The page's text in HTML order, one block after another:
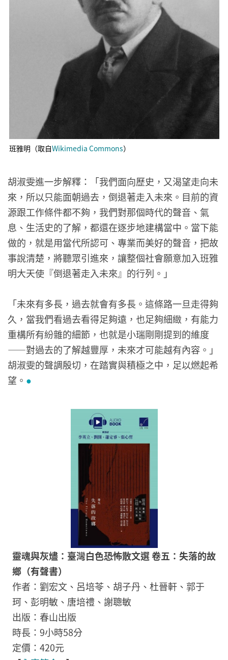
班雅明（取自Wikimedia Commons）
胡淑雯進一步解釋：「我們面向歷史，又渴望走向未
來，所以只能面朝過去，倒退著走入未來。目前的資
源跟工作條件都不夠，我們對那個時代的聲音、氣
息、生活史的了解，都還在逐步地建構當中。當下能
做的，就是用當代所認可、專業而美好的聲音，把故
事說清楚，將聽眾引進來，讓整個社會願意加入班雅
明大天使『倒退著走入未來』的行列。」
「未來有多長，過去就會有多長。這條路一旦走得夠
久，當我們看過去看得足夠遠，也足夠細緻，有能力
重構所有紛雜的細節，也就是小瑞剛剛提到的維度
——對過去的了解越豐厚，未來才可能越有內容。」
胡淑雯的聲調殷切，在踏實與積極之中，足以燃起希
望。 ●
靈魂與灰燼：臺灣白色恐怖散文選 卷五：失落的故
鄉（有聲書）
作者：劉宏文、呂培苓、胡子丹、杜晉軒、郭于
珂、彭明敏、唐培禮、謝聰敏
出版：春山出版
時長：9小時58分
定價：420元